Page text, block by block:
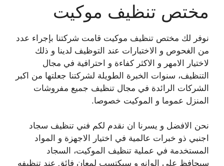
مختص تنظيف موكيت
نوفر لك مختص تنظيف موكيت قامت شركتنا بإجراء عدد
من الغحوص و الاختبارات عند التوظيف لدينا و ذلك
لاختيار الامهر و الاكثر كفاءة و احترافية في مجال
التنظيف، سنوات الخبرة الطويلة لشركتنا جعلتها من اكبر
الشركات الرائدة في مجال تنظيف جميع مفروشات
المنزل عموما و الموكيت خصوصا.
نحن الافضل و يسرنا ان نقدم لكم فني تنظيف سجاد
اجنبي ذو خبرات عالمية في اختيار الاجهزة و المواد
المستخدمة في عملية تنظيف الموكيت، السجاد
سيحافظ على الوانه و سيكتسب لمعان فائق عند تنظيفه